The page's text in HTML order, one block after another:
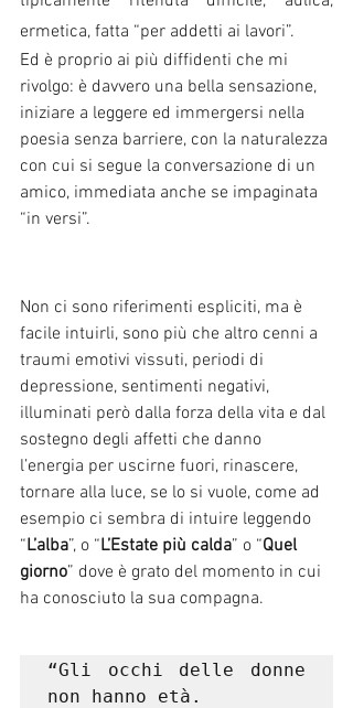
ermetica, fatta “per addetti ai lavori”.
Ed è proprio ai più diffidenti che mi
rivolgo: è davvero una bella sensazione,
iniziare a leggere ed immergersi nella
poesia senza barriere, con la naturalezza
con cui si segue la conversazione di un
amico, immediata anche se impaginata
“in versi”.
Non ci sono riferimenti espliciti, ma è
facile intuirli, sono più che altro cenni a
traumi emotivi vissuti, periodi di
depressione, sentimenti negativi,
illuminati però dalla forza della vita e dal
sostegno degli affetti che danno
l’energia per uscirne fuori, rinascere,
tornare alla luce, se lo si vuole, come ad
esempio ci sembra di intuire leggendo
“L’alba”, o “L’Estate più calda” o “Quel
giorno” dove è grato del momento in cui
ha conosciuto la sua compagna.
“Gli occhi delle donne
non hanno età.